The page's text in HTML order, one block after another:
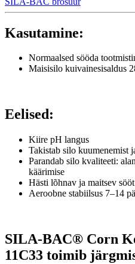
Kasutamine:
Normaalsed sööda
Maisisilo kuivainesisaldus
Eelised:
Kiire pH langus
Takistab silo kuumenemist
Parandab silo kvaliteeti:
käärimise
Hästi lõhnav ja maitsev
Aeroobne stabiilsus 7–14
SILA-BAC® Corn
11C33 toimib